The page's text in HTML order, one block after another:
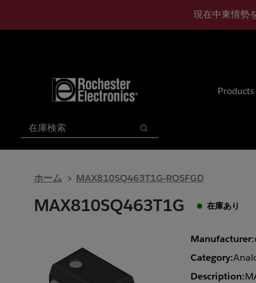
現在中東情勢
Products
検索
検索
ホーム MAX810SQ463T1G-ROSFGD
MAX810SQ463T1G 在庫あり
Manufacturer:
Category:
Description: